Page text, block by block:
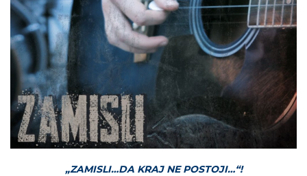
„ZAMISLI…DA KRAJ NE POSTOJI…“!